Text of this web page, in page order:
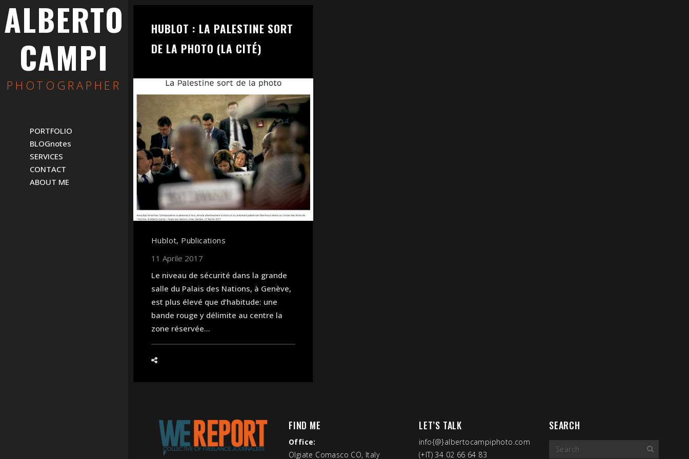
ALBERTO
CAMPI
PHOTOGRAPHER
PORTFOLIO
BLOGnotes
SERVICES
CONTACT
ABOUT ME
HUBLOT : LA PALESTINE SORT
DE LA PHOTO (LA CITÉ)
Hublot, Publications
11 Aprile 2017
Le niveau de sécurité dans la grande
salle du Palais des Nations, à Genève,
est plus élevé que d’habitude: une
bande rouge y délimite au centre la
zone réservée...
FIND ME
Office:
Olgiate Comasco CO, Italy
LET’S TALK
info{@}albertocampiphoto.com
(+IT) 34 02 66 64 83
SEARCH